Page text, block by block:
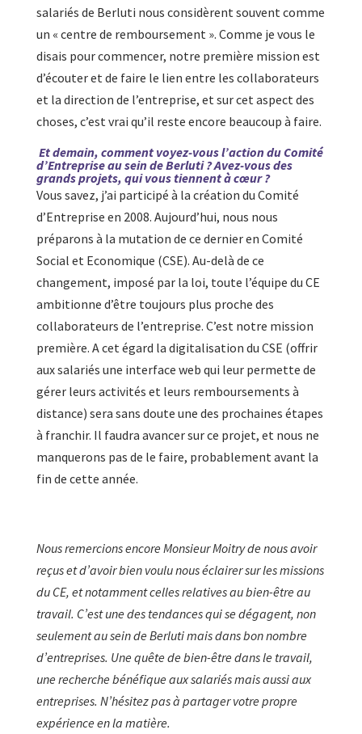
salariés de Berluti nous considèrent souvent comme
un « centre de remboursement ». Comme je vous le
disais pour commencer, notre première mission est
d’écouter et de faire le lien entre les collaborateurs
et la direction de l’entreprise, et sur cet aspect des
choses, c’est vrai qu’il reste encore beaucoup à faire.
Et demain, comment voyez-vous l’action du Comité
d’Entreprise au sein de Berluti ? Avez-vous des
grands projets, qui vous tiennent à cœur ?
Vous savez, j’ai participé à la création du Comité
d’Entreprise en 2008. Aujourd’hui, nous nous
préparons à la mutation de ce dernier en Comité
Social et Economique (CSE). Au-delà de ce
changement, imposé par la loi, toute l’équipe du CE
ambitionne d’être toujours plus proche des
collaborateurs de l’entreprise. C’est notre mission
première. A cet égard la digitalisation du CSE (offrir
aux salariés une interface web qui leur permette de
gérer leurs activités et leurs remboursements à
distance) sera sans doute une des prochaines étapes
à franchir. Il faudra avancer sur ce projet, et nous ne
manquerons pas de le faire, probablement avant la
fin de cette année.
Nous remercions encore Monsieur Moitry de nous avoir
reçus et d’avoir bien voulu nous éclairer sur les missions
du CE, et notamment celles relatives au bien-être au
travail. C’est une des tendances qui se dégagent, non
seulement au sein de Berluti mais dans bon nombre
d’entreprises. Une quête de bien-être dans le travail,
une recherche bénéfique aux salariés mais aussi aux
entreprises. N’hésitez pas à partager votre propre
expérience en la matière.